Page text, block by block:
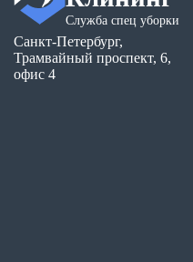
Служба спец уборки
Санкт-Петербург,
Трамвайный проспект, 6,
офис 4